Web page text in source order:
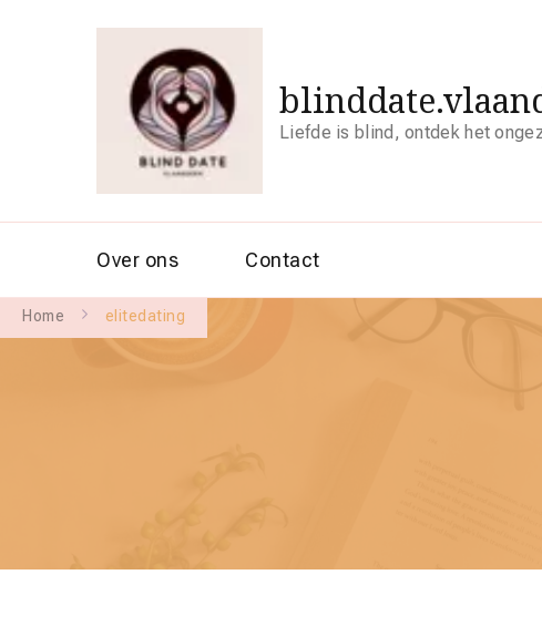
Liefde is blind, ontdek het
Over ons Contact
Home elitedating